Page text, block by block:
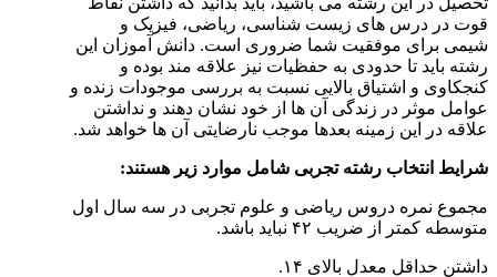
قوت در درس های زیست شناسی، ریاضی، فیزیک و
شیمی برای موفقیت شما ضروری است. دانش آموزان این
رشته باید تا حدودی به حفظیات نیز علاقه مند بوده و
کنجکاوی و اشتیاق بالایی نسبت به بررسی موجودات زنده و
عوامل موثر در زندگی آن ها از خود نشان دهند و نداشتن
علاقه در این زمینه بعدها موجب نارضایتی آن ها خواهد شد.
شرایط انتخاب رشته تجربی شامل موارد زیر هستند:
مجموع نمره دروس ریاضی و علوم تجربی در سه سال اول
متوسطه کمتر از ضریب ۴۲ نباید باشد.
داشتن حداقل معدل بالای ۱۴.